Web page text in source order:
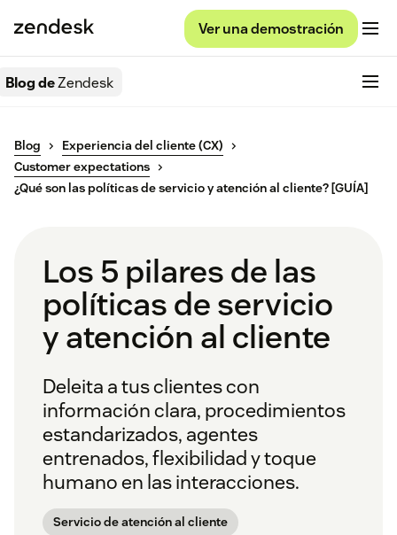
Ver una demostración
Blog deZendesk
Blog
Experiencia del cliente (CX)
Customer expectations
¿Qué son las políticas de servicio y atención al cliente? [GUÍA]
Los 5 pilares de las
políticas de servicio
y atención al cliente
Deleita a tus clientes con
información clara, procedimientos
estandarizados, agentes
entrenados, flexibilidad y toque
humano en las interacciones.
Servicio de atención al cliente